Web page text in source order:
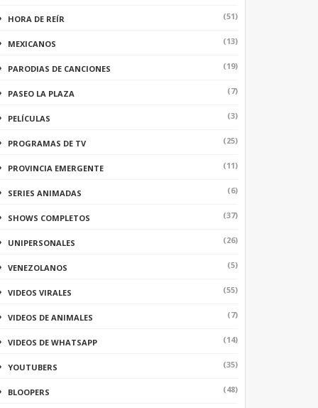
HORA DE REÍR (51)
MEXICANOS (13)
PARODIAS DE CANCIONES (19)
PASEO LA PLAZA (7)
PELÍCULAS (3)
PROGRAMAS DE TV (25)
PROVINCIA EMERGENTE (11)
SERIES ANIMADAS (6)
SHOWS COMPLETOS (37)
UNIPERSONALES (26)
VENEZOLANOS (5)
VIDEOS VIRALES (55)
VIDEOS DE ANIMALES (7)
VIDEOS DE WHATSAPP (14)
YOUTUBERS (35)
BLOOPERS (48)